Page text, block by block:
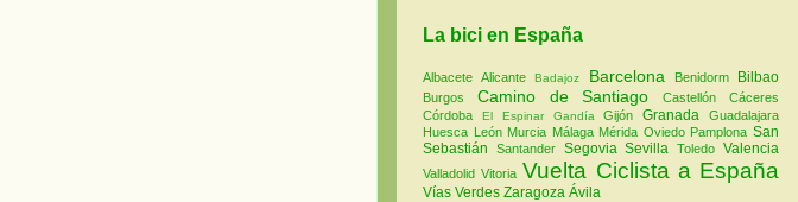
La bici en España
AlbaceteAlicanteBadajoz Barcelona Benidorm Bilbao
Burgos Camino de SantiagoCastellónCáceres
Córdoba El Espinar GandíaGijónGranadaGuadalajara
Huesca León Murcia Málaga Mérida Oviedo PamplonaSan
Sebastián Santander SegoviaSevillaToledoValencia
ValladolidVitoria Vuelta Ciclista a España
Vías Verdes Zaragoza Ávila